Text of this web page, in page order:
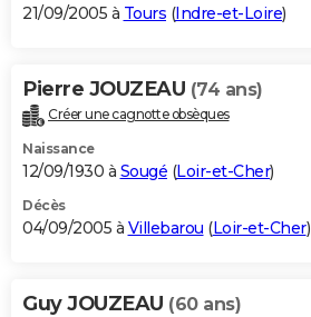
21/09/2005 à Tours (Indre-et-Loire)
Pierre JOUZEAU (74 ans)
Créer une cagnotte obsèques
Naissance
12/09/1930 à Sougé (Loir-et-Cher)
Décès
04/09/2005 à Villebarou (Loir-et-Cher)
Guy JOUZEAU (60 ans)